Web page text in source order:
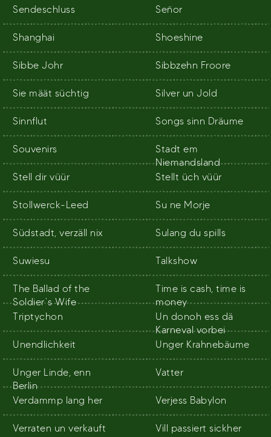
Sendeschluss Señor
Shanghai Shoeshine
Sibbe Johr Sibbzehn Froore
Sie määt süchtig Silver un Jold
Sinnflut Songs sinn Dräume
Souvenirs
Stadt em
Niemandsland
Stell dir vüür
Stellt üch vüür
Stollwerck-Leed Su ne Morje
Südstadt, verzäll nix Sulang du spills
Suwiesu Talkshow
The Ballad of the
Soldier`s Wife
Time is cash, time is
money
Triptychon
Un donoh ess dä
Karneval vorbei
Unendlichkeit
Unger Krahnebäume
Unger Linde, enn
Berlin
Vatter
Verdammp lang her Verjess Babylon
Verraten un verkauft Vill passiert sickher